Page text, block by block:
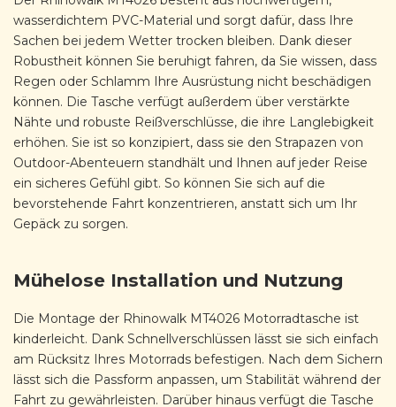
wasserdichtem PVC-Material und sorgt dafür, dass Ihre
Sachen bei jedem Wetter trocken bleiben. Dank dieser
Robustheit können Sie beruhigt fahren, da Sie wissen, dass
Regen oder Schlamm Ihre Ausrüstung nicht beschädigen
können. Die Tasche verfügt außerdem über verstärkte
Nähte und robuste Reißverschlüsse, die ihre Langlebigkeit
erhöhen. Sie ist so konzipiert, dass sie den Strapazen von
Outdoor-Abenteuern standhält und Ihnen auf jeder Reise
ein sicheres Gefühl gibt. So können Sie sich auf die
bevorstehende Fahrt konzentrieren, anstatt sich um Ihr
Gepäck zu sorgen.
Mühelose Installation und Nutzung
Die Montage der Rhinowalk MT4026 Motorradtasche ist
kinderleicht. Dank Schnellverschlüssen lässt sie sich einfach
am Rücksitz Ihres Motorrads befestigen. Nach dem Sichern
lässt sich die Passform anpassen, um Stabilität während der
Fahrt zu gewährleisten. Darüber hinaus verfügt die Tasche